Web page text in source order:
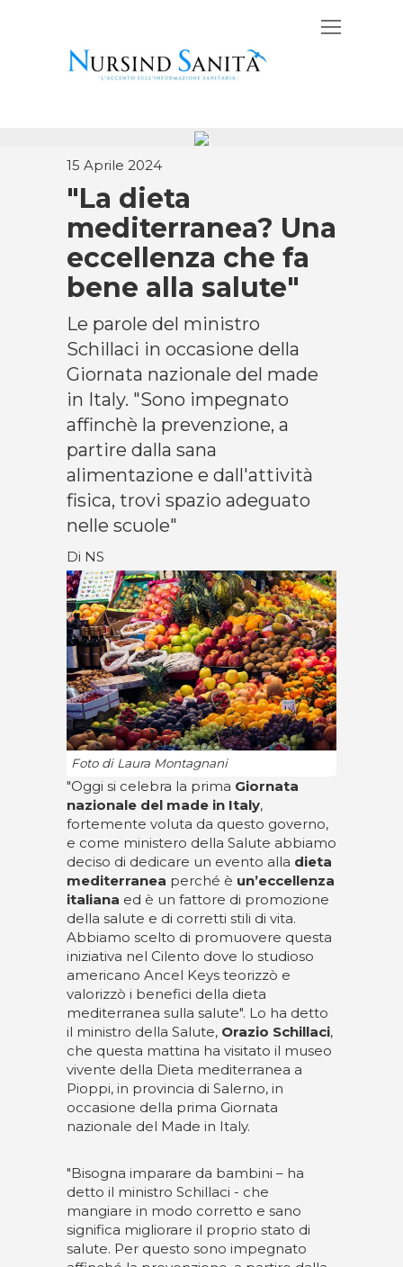
15 Aprile 2024
"La dieta
mediterranea? Una
eccellenza che fa
bene alla salute"
Le parole del ministro
Schillaci in occasione della
Giornata nazionale del made
in Italy. "Sono impegnato
affinchè la prevenzione, a
partire dalla sana
alimentazione e dall'attività
fisica, trovi spazio adeguato
nelle scuole"
Di NS
Foto di Laura Montagnani
"Oggi si celebra la prima Giornata
nazionale del made in Italy,
fortemente voluta da questo governo,
e come ministero della Salute abbiamo
deciso di dedicare un evento alla dieta
mediterranea perché è un’eccellenza
italiana ed è un fattore di promozione
della salute e di corretti stili di vita.
Abbiamo scelto di promuovere questa
iniziativa nel Cilento dove lo studioso
americano Ancel Keys teorizzò e
valorizzò i benefici della dieta
mediterranea sulla salute". Lo ha detto
il ministro della Salute, Orazio Schillaci,
che questa mattina ha visitato il museo
vivente della Dieta mediterranea a
Pioppi, in provincia di Salerno, in
occasione della prima Giornata
nazionale del Made in Italy.
"Bisogna imparare da bambini – ha
detto il ministro Schillaci - che
mangiare in modo corretto e sano
significa migliorare il proprio stato di
salute. Per questo sono impegnato